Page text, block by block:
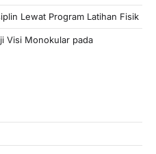
Lewat Program Latihan Fisik
Visi Monokular pada